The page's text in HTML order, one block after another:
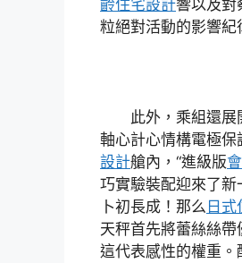
齡住宅設計響以及對
粒絕對活動的影響紀
此外，乘組還
軸心計心情構電極
設計艙內，“進級版
巧實驗裝配迎來了新
卜初長成！那么 日式
天秤首先將蕾絲絲
這代表感性的權重。